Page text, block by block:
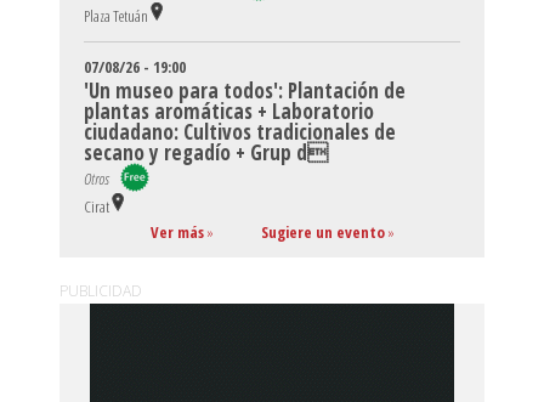
Plaza Tetuán
07/08/26 - 19:00
'Un museo para todos': Plantación de
plantas aromáticas + Laboratorio
ciudadano: Cultivos tradicionales de
secano y regadío + Grup d
Otros
Cirat
Ver más» Sugiere un evento»
PUBLICIDAD